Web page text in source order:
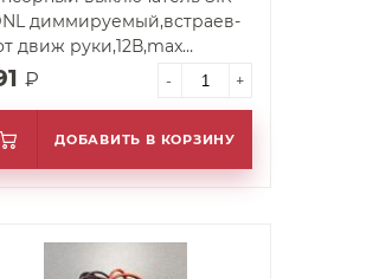
диммируемый,встраев-
движ руки,12В,max
нейтр.света)
₽ - +
ДОБАВИТЬ В КОРЗИНУ